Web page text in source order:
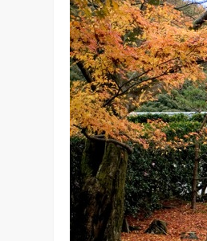
7 novembre 2012
3
partie